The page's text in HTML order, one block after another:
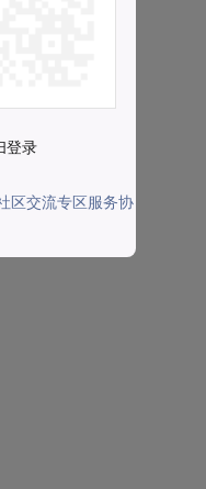
登录
区交流专区服务协